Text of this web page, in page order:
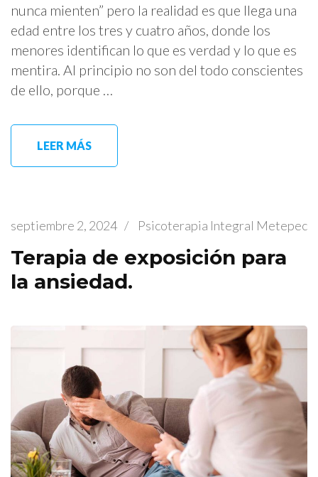
nunca mienten” pero la realidad es que llega una
edad entre los tres y cuatro años, donde los
menores identifican lo que es verdad y lo que es
mentira. Al principio no son del todo conscientes
de ello, porque …
LEER MÁS
septiembre 2, 2024 / Psicoterapia Integral Metepec
Terapia de exposición para
la ansiedad.